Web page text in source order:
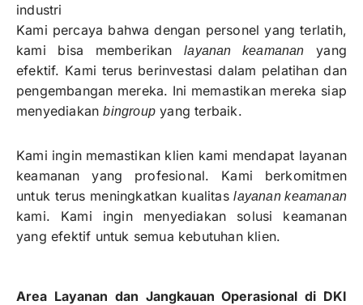
industri
Kami percaya bahwa dengan personel yang terlatih,
kami bisa memberikanlayanan keamanan
yang
efektif. Kami terus berinvestasi dalam pelatihan dan
pengembangan mereka. Ini memastikan mereka siap
menyediakanbingroup yang terbaik.
Kami ingin memastikan klien kami mendapat layanan
keamanan yang profesional. Kami berkomitmen
untuk terus meningkatkan kualitaslayanan keamanan
kami. Kami ingin menyediakan solusi keamanan
yang efektif untuk semua kebutuhan klien.
Area Layanan dan Jangkauan Operasional di DKI